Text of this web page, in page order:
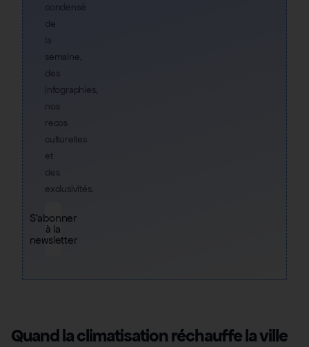
condensé
de
la
semaine,
des
infographies,
nos
recos
culturelles
et
des
exclusivités.
S'abonner
à la
newsletter
Quand la climatisation réchauffe la ville